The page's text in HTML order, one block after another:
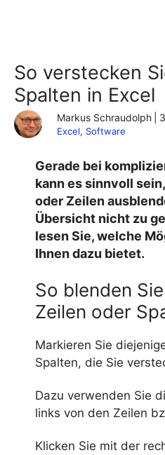
So verstecken
Spalten in Excel
Markus Schraudolph
Excel, Software
Gerade bei
kann es sinnvoll
oder Zeilen
Übersicht nicht zu
lesen Sie, welche
Ihnen dazu bietet.
So blenden
Zeilen oder
Markieren Sie
Spalten, die Sie
Dazu verwenden Sie
links von den Zeilen
Klicken Sie mit der